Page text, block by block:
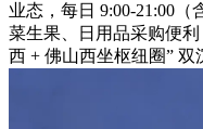
业态，每日 9:00-21:00
菜生果、日用品采购便
西 + 佛山西坐枢纽圈” 双